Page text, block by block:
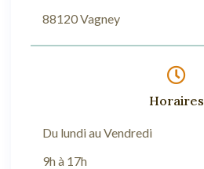
88120 Vagney
Horaires
Du lundi au Vendredi
9h à 17h